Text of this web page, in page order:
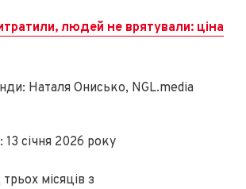
людей не врятували: ціна
Наталя Онисько, NGL.media
13 січня 2026 року
місяців з